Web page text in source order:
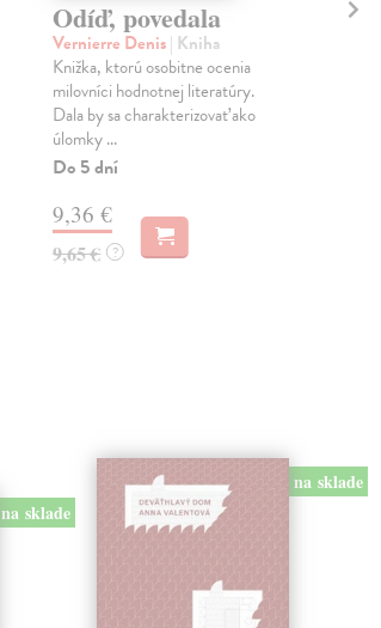
Odíď, povedala
Vernierre Denis| Kniha
Knižka, ktorú osobitne ocenia
milovníci hodnotnej literatúry.
Dala by sa charakterizovať ako
úlomky ...
Do 5 dní
9,36 €
9,65 € ?
na sklade
na sklade